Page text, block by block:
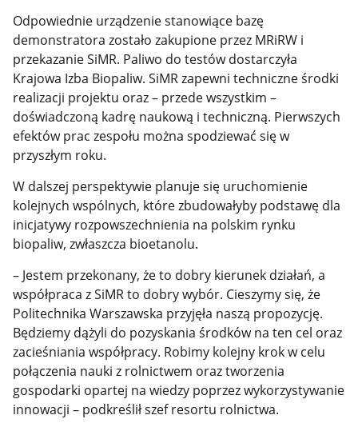
Odpowiednie urządzenie stanowiące bazę
demonstratora zostało zakupione przez MRiRW i
przekazanie SiMR. Paliwo do testów dostarczyła
Krajowa Izba Biopaliw. SiMR zapewni techniczne środki
realizacji projektu oraz – przede wszystkim –
doświadczoną kadrę naukową i techniczną. Pierwszych
efektów prac zespołu można spodziewać się w
przyszłym roku.
W dalszej perspektywie planuje się uruchomienie
kolejnych wspólnych, które zbudowałyby podstawę dla
inicjatywy rozpowszechnienia na polskim rynku
biopaliw, zwłaszcza bioetanolu.
– Jestem przekonany, że to dobry kierunek działań, a
współpraca z SiMR to dobry wybór. Cieszymy się, że
Politechnika Warszawska przyjęła naszą propozycję.
Będziemy dążyli do pozyskania środków na ten cel oraz
zacieśniania współpracy. Robimy kolejny krok w celu
połączenia nauki z rolnictwem oraz tworzenia
gospodarki opartej na wiedzy poprzez wykorzystywanie
innowacji – podkreślił szef resortu rolnictwa.